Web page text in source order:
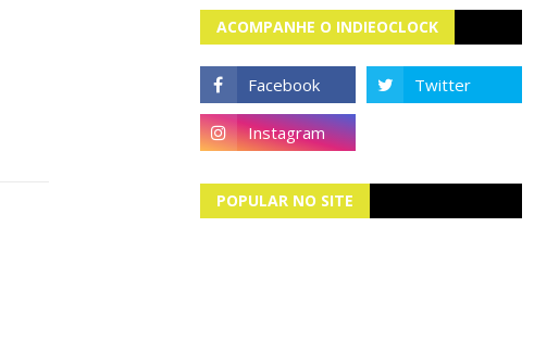
ACOMPANHE O INDIEOCLOCK
POPULAR NO SITE